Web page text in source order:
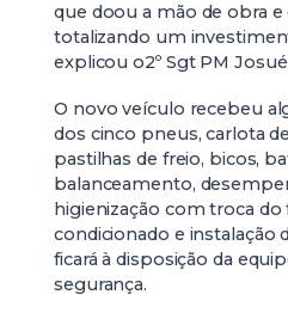
que doou a mão de obra e
totalizando um
explicou o2º Sgt PM Josué
O novo veículo recebeu
dos cinco pneus, carlota
pastilhas de freio, bicos,
balanceamento,
higienização com troca do
condicionado e instalação
ficará à disposição da
segurança.